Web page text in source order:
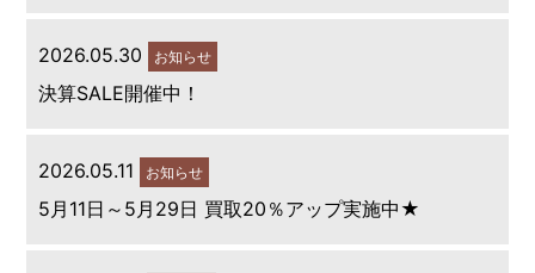
2026.05.30 お知らせ
決算SALE開催中！
2026.05.11 お知らせ
5月11日～5月29日 買取20％アップ実施中★